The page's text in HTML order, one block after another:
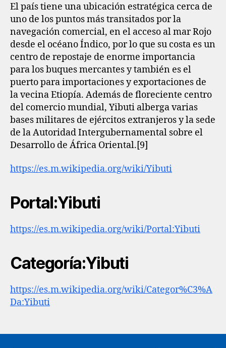
El país tiene una ubicación estratégica cerca de
uno de los puntos más transitados por la
navegación comercial, en el acceso al mar Rojo
desde el océano Índico, por lo que su costa es un
centro de repostaje de enorme importancia
para los buques mercantes y también es el
puerto para importaciones y exportaciones de
la vecina Etiopía. Además de floreciente centro
del comercio mundial, Yibuti alberga varias
bases militares de ejércitos extranjeros y la sede
de la Autoridad Intergubernamental sobre el
Desarrollo de África Oriental.[9]
https://es.m.wikipedia.org/wiki/Yibuti
Portal:Yibuti
https://es.m.wikipedia.org/wiki/Portal:Yibuti
Categoría:Yibuti
https://es.m.wikipedia.org/wiki/Categor%C3%A
Da:Yibuti